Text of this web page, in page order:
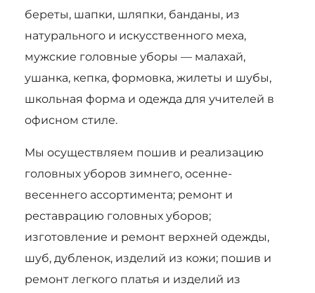
береты, шапки, шляпки, банданы, из
натурального и искусственного меха,
мужские головные уборы — малахай,
ушанка, кепка, формовка, жилеты и шубы,
школьная форма и одежда для учителей в
офисном стиле.
Мы осуществляем пошив и реализацию
головных уборов зимнего, осенне-
весеннего ассортимента; ремонт и
реставрацию головных уборов;
изготовление и ремонт верхней одежды,
шуб, дубленок, изделий из кожи; пошив и
ремонт легкого платья и изделий из